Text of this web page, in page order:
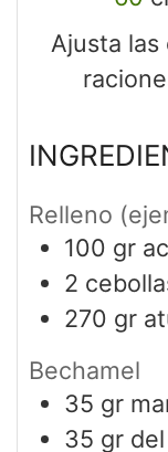
Ajusta las cantidades al número de
Relleno
100 gr
2
270 gr
Bechamel
35 gr
35 gr